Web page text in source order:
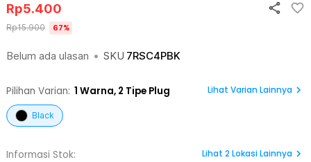
Belum ada ulasan • SKU 7RSC4PBK
Rp5.400
Rp15.900 67%
Pilihan Varian: 1 Warna, 2 Tipe Plug Lihat Varian Lainnya
Black
Informasi Stok:
Lihat 2Lokasi Lainnya